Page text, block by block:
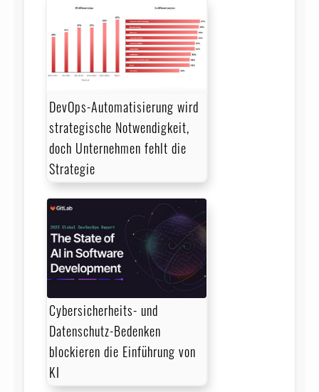
DevOps-Automatisierung wird
strategische Notwendigkeit,
doch Unternehmen fehlt die
Strategie
Cybersicherheits- und
Datenschutz-Bedenken
blockieren die Einführung von
KI